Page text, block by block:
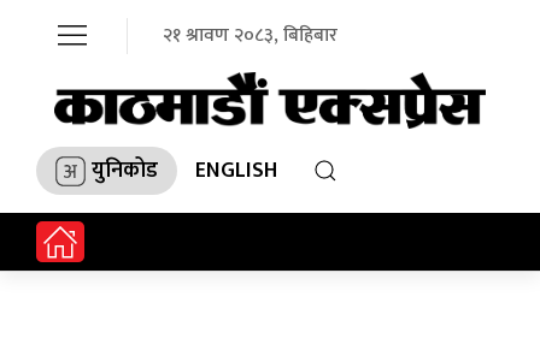
२१ श्रावण २०८३, बिहिबार
युनिकोड ENGLISH